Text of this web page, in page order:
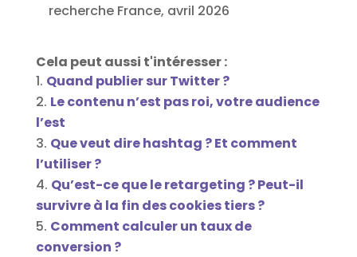
recherche France, avril 2026
Cela peut aussi t'intéresser :
Quand publier sur Twitter ?
Le contenu n’est pas roi, votre audience
l’est
Que veut dire hashtag ? Et comment
l’utiliser ?
Qu’est-ce que le retargeting ? Peut-il
survivre à la fin des cookies tiers ?
Comment calculer un taux de
conversion ?